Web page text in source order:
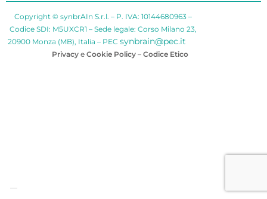
Copyright © synbrAIn S.r.l. – P. IVA: 10144680963 –
Codice SDI: M5UXCR1 – Sede legale: Corso Milano 23,
20900 Monza (MB), Italia – PEC synbrain@pec.it
Privacy e Cookie Policy – Codice Etico